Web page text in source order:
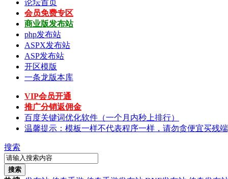
论坛首页
会员免费专区
商业版发布站
php发布站
ASPX发布站
ASP发布站
开区模版
一条龙版本库
VIP会员开通
推广分销返佣金
百度关键词优化软件（一个月内秒上排行）
温馨提示：模板一样不代表程序一样，请勿贪便宜买残
搜索
搜索